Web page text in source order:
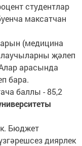
студентлар
максатчан
(медицина
җәлеп
арасында
бара.
баллы - 85,2
Бюджет
диярлек